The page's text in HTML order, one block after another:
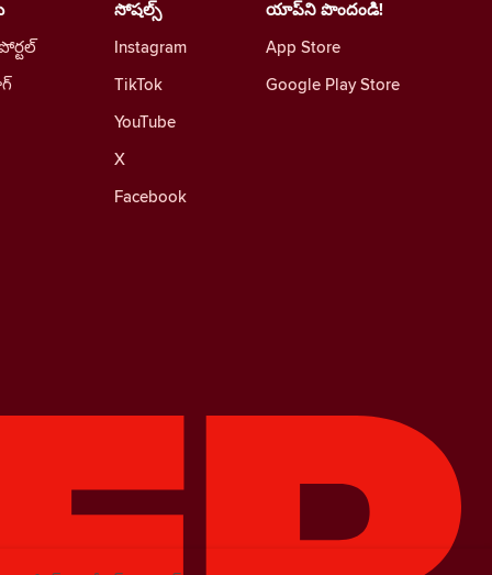
సోషల్స్
Instagram
TikTok
YouTube
X
Facebook
యాప్‌ని పొందండి!
App Store
Google Play Store